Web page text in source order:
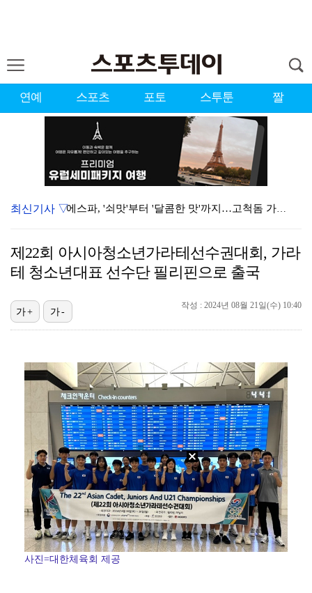
연예 스포츠 포토 스투툰 짤
에스파, '쇠맛'부터 '달콤한 맛'까지…고척돔 가득 채…
에스파, 고척돔 입성…공연 시작 40분 만에 첫 인사 …
에스파 고척돔 공연에 반가운 얼굴…아이들 미연·트와이스…
박지민 아나운서 "발리까지 갔는데…'피의 게임2' 출연…
"언론사 대표·국회의원도"…최연청, 판사 남편까지 화려…
한국 남자배구, 중국 3-0 완파하고 동아시아선수권 결…
최신기사 ▽
제22회 아시아청소년가라테선수권대회, 가라
테 청소년대표 선수단 필리핀으로 출국
작성 : 2024년 08월 21일(수) 10:40
가+ 가-
사진=대한체육회 제공